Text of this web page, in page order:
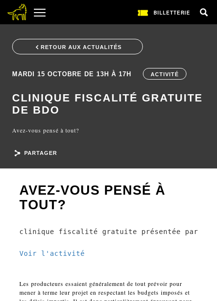
BILLETTERIE
RETOUR AUX ACTUALITÉS
MARDI 15 OCTOBRE DE 13H À 17H ACTIVITÉ
CLINIQUE FISCALITÉ GRATUITE
DE BDO
Avez-vous pensé à tout?
PARTAGER
AVEZ-VOUS PENSÉ À
TOUT?
clinique fiscalité gratuite présentée par BDO
Voir l'activité
Les producteurs essaient généralement de tout prévoir pour
mener à terme leur projet en respectant les budgets imposés et